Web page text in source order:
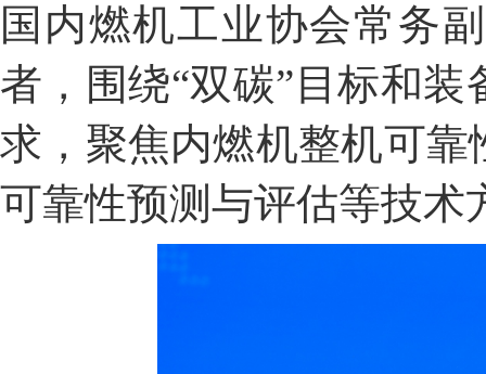
国内燃机工业协会常务
者，围绕“双碳”目标和
求，聚焦内燃机整机可
可靠性预测与评估等技术